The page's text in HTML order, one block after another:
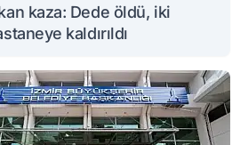
kaza: Dede öldü, iki
kaldırıldı